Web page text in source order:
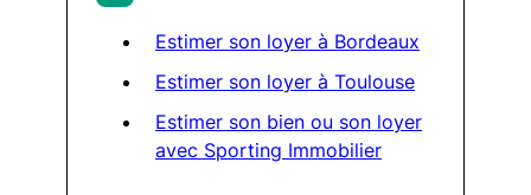
Estimer son loyer à Bordeaux
Estimer son loyer à Toulouse
Estimer son bien ou son loyer
avec Sporting Immobilier